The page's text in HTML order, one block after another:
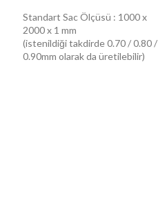
Standart Sac Ölçüsü : 1000 x
2000 x 1 mm
(istenildiği takdirde 0.70 / 0.80 /
0.90mm olarak da üretilebilir)